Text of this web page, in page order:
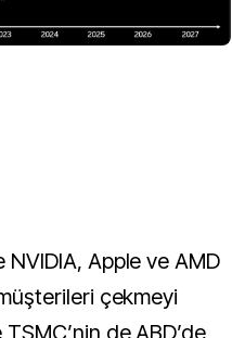
Apple ve AMD
çekmeyi
de ABD’de